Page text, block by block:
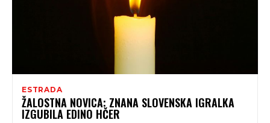
ESTRADA
ŽALOSTNA NOVICA: ZNANA SLOVENSKA IGRALKA
IZGUBILA EDINO HČER